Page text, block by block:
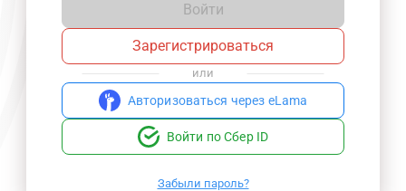
Войти
Зарегистрироваться
или
Авторизоваться через eLama
Войти по Сбер ID
Забыли пароль?